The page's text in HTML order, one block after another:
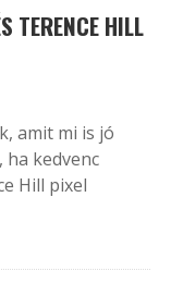
TERENCE HILL
amit mi is jó
kedvenc
Hill pixel